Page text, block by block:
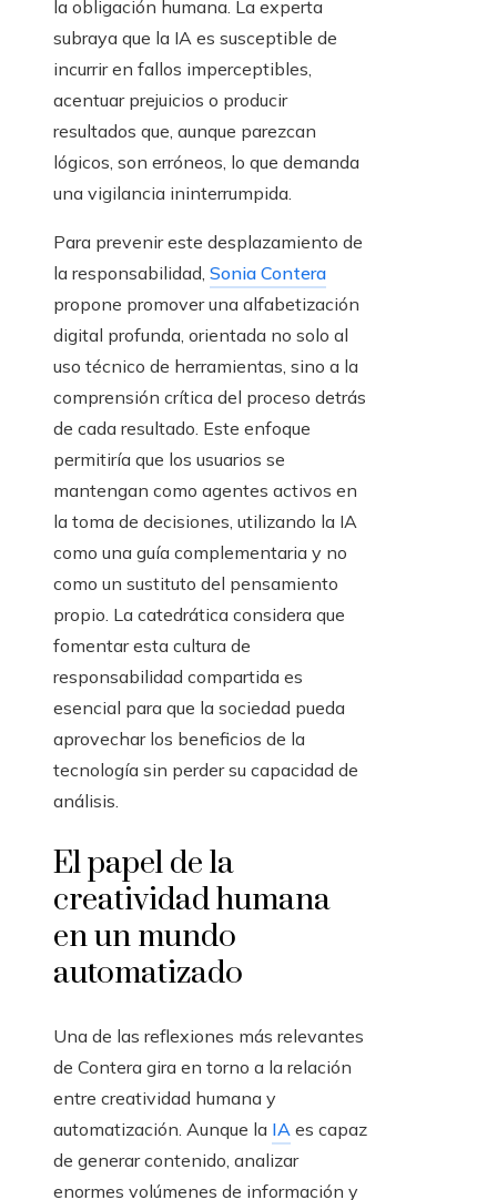
la obligación humana. La experta
subraya que la IA es susceptible de
incurrir en fallos imperceptibles,
acentuar prejuicios o producir
resultados que, aunque parezcan
lógicos, son erróneos, lo que demanda
una vigilancia ininterrumpida.
Para prevenir este desplazamiento de
la responsabilidad, Sonia Contera
propone promover una alfabetización
digital profunda, orientada no solo al
uso técnico de herramientas, sino a la
comprensión crítica del proceso detrás
de cada resultado. Este enfoque
permitiría que los usuarios se
mantengan como agentes activos en
la toma de decisiones, utilizando la IA
como una guía complementaria y no
como un sustituto del pensamiento
propio. La catedrática considera que
fomentar esta cultura de
responsabilidad compartida es
esencial para que la sociedad pueda
aprovechar los beneficios de la
tecnología sin perder su capacidad de
análisis.
El papel de la
creatividad humana
en un mundo
automatizado
Una de las reflexiones más relevantes
de Contera gira en torno a la relación
entre creatividad humana y
automatización. Aunque la IA es capaz
de generar contenido, analizar
enormes volúmenes de información y